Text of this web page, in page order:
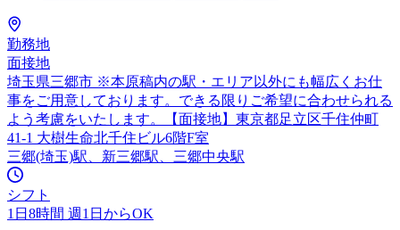
勤務地
面接地
埼玉県三郷市 ※本原稿内の駅・エリア以外にも幅広くお仕
事をご用意しております。できる限りご希望に合わせられる
よう考慮をいたします。【面接地】東京都足立区千住仲町
41-1 大樹生命北千住ビル6階F室
三郷(埼玉)駅、新三郷駅、三郷中央駅
シフト
1日8時間 週1日からOK